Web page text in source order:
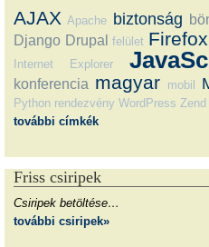
AJAX Apache biztonság
Django Drupal felület Firefox
Internet Explorer
konferencia magyar mobil
Python rendezvény WordPress Zend
további címkék
Friss csiripek
Csiripek betöltése…
további csiripek»